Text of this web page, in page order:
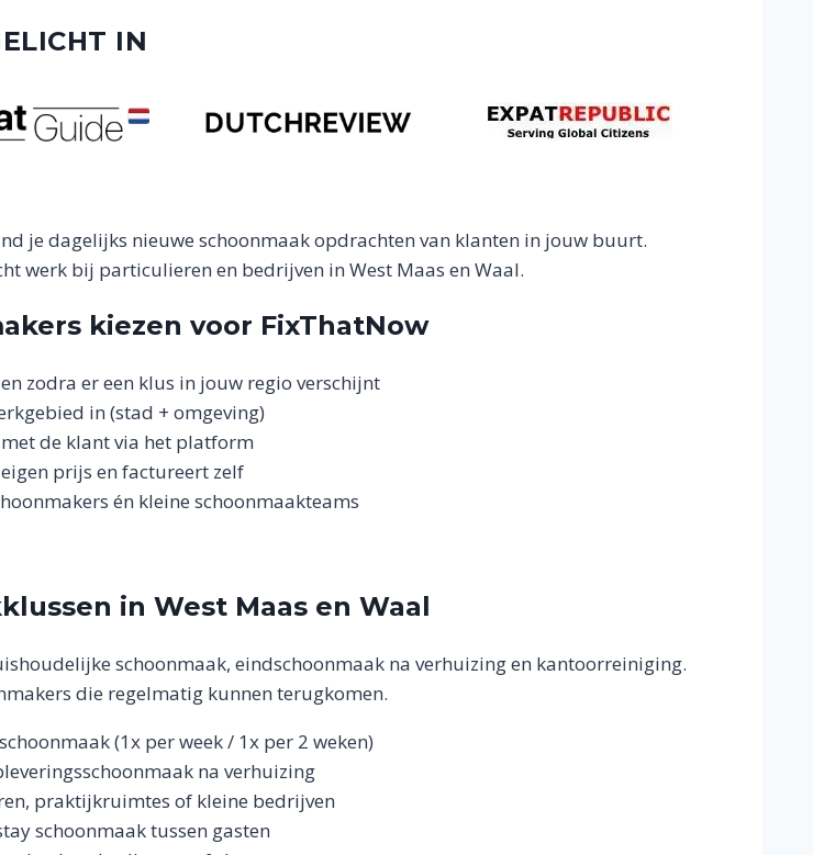
IN
je dagelijks nieuwe schoonmaak opdrachten van klanten in jouw buurt.
werk bij particulieren en bedrijven in West Maas en Waal.
kiezen voor FixThatNow
zodra er een klus in jouw regio verschijnt
in (stad + omgeving)
de klant via het platform
prijs en factureert zelf
én kleine schoonmaakteams
in West Maas en Waal
schoonmaak, eindschoonmaak na verhuizing en kantoorreiniging.
die regelmatig kunnen terugkomen.
(1x per week / 1x per 2 weken)
na verhuizing
praktijkruimtes of kleine bedrijven
schoonmaak tussen gasten